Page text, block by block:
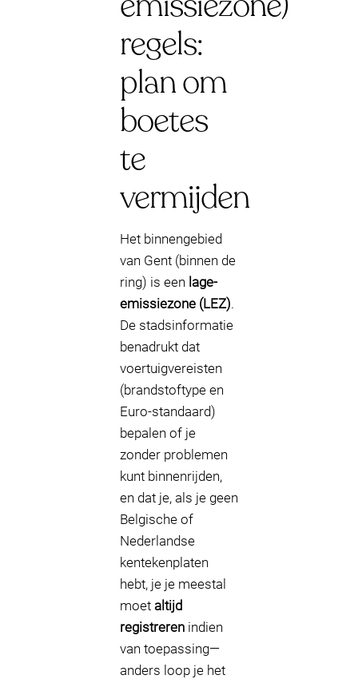
regels:
plan om
boetes
te
vermijden
Het binnengebied
van Gent (binnen de
ring) is een lage-
emissiezone (LEZ).
De stadsinformatie
benadrukt dat
voertuigvereisten
(brandstoftype en
Euro-standaard)
bepalen of je
zonder problemen
kunt binnenrijden,
en dat je, als je geen
Belgische of
Nederlandse
kentekenplaten
hebt, je je meestal
moet altijd
registreren indien
van toepassing—
anders loop je het